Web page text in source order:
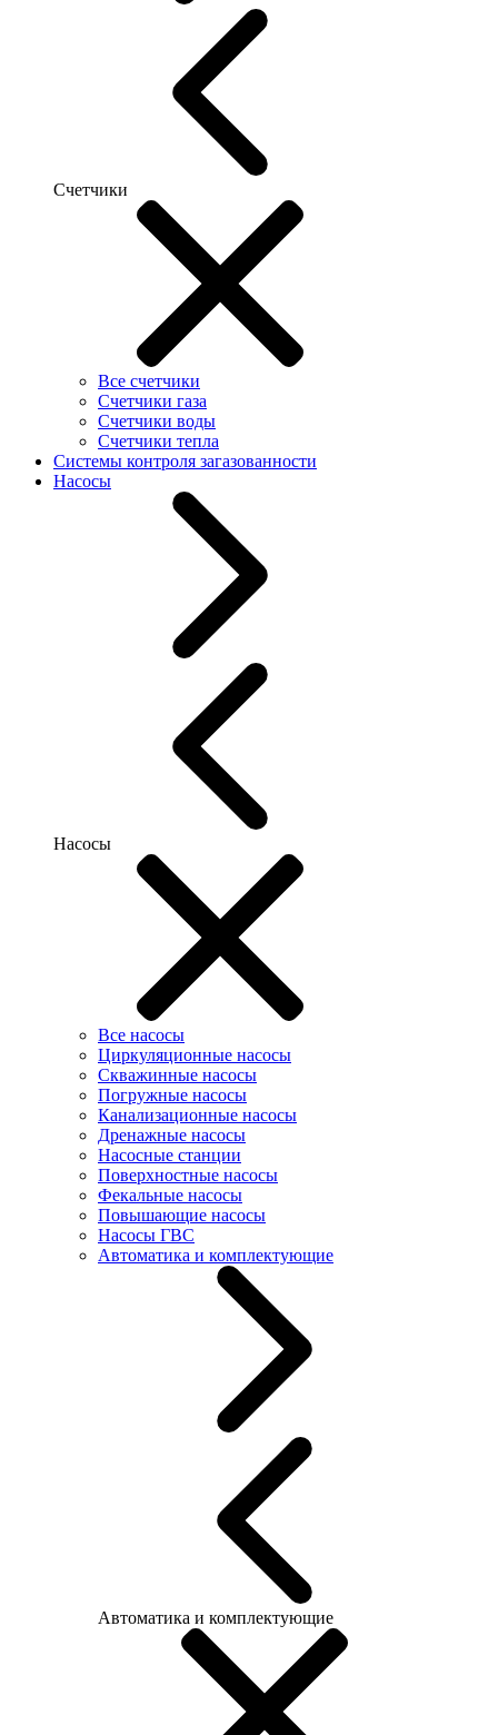
Счетчики
Все счетчики
Счетчики газа
Счетчики воды
Счетчики тепла
Системы контроля загазованности
Насосы
Насосы
Все насосы
Циркуляционные насосы
Скважинные насосы
Погружные насосы
Канализационные насосы
Дренажные насосы
Насосные станции
Поверхностные насосы
Фекальные насосы
Повышающие насосы
Насосы ГВС
Автоматика и комплектующие
Автоматика и комплектующие